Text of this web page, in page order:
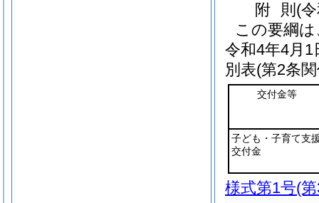
附 則 (
この要綱
令和4年4月
別表(第2条
交付金等
子ども・子育て支
交付金
様式第1号(